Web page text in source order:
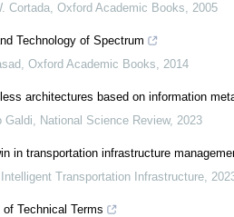
Cortada, Oxford Academic Books, 2005
Technology of Spectrum
, Oxford Academic Books, 2014
architectures based on information
Galdi, National Science Review, 2023
in transportation infrastructure
Intelligent Transportation Infrastructure,
Technical Terms